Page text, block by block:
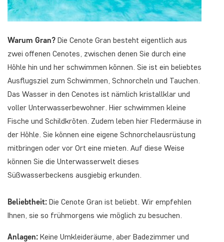
Warum Gran? Die Cenote Gran besteht eigentlich aus
zwei offenen Cenotes, zwischen denen Sie durch eine
Höhle hin und her schwimmen können. Sie ist ein beliebtes
Ausflugsziel zum Schwimmen, Schnorcheln und Tauchen.
Das Wasser in den Cenotes ist nämlich kristallklar und
voller Unterwasserbewohner. Hier schwimmen kleine
Fische und Schildkröten. Zudem leben hier Fledermäuse in
der Höhle. Sie können eine eigene Schnorchelausrüstung
mitbringen oder vor Ort eine mieten. Auf diese Weise
können Sie die Unterwasserwelt dieses
Süßwasserbeckens ausgiebig erkunden.
Beliebtheit: Die Cenote Gran ist beliebt. Wir empfehlen
Ihnen, sie so frühmorgens wie möglich zu besuchen.
Anlagen: Keine Umkleideräume, aber Badezimmer und